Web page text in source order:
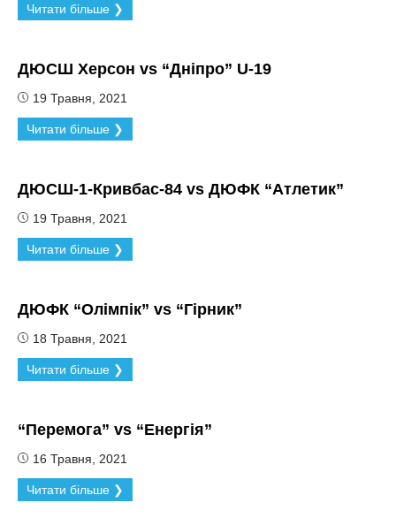
Читати більше ❯
ДЮСШ Херсон vs “Дніпро” U-19
19 Травня, 2021
Читати більше ❯
ДЮСШ-1-Кривбас-84 vs ДЮФК “Атлетик”
19 Травня, 2021
Читати більше ❯
ДЮФК “Олімпік” vs “Гірник”
18 Травня, 2021
Читати більше ❯
“Перемога” vs “Енергія”
16 Травня, 2021
Читати більше ❯